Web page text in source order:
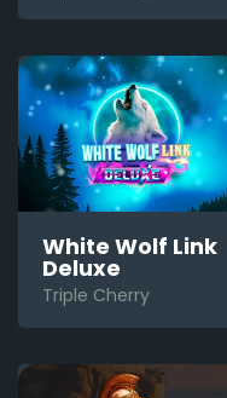
White Wolf Link
Deluxe
Triple Cherry